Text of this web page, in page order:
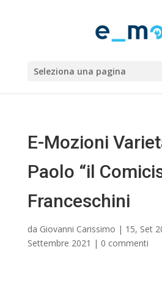
Seleziona una pagina
E-Mozioni
Paolo “il
Franceschini
da Giovanni Carissimo | 15, Set
Settembre 2021 | 0 commenti